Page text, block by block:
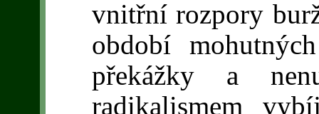
vnitřní rozpory
období
překážky a
radikalismem